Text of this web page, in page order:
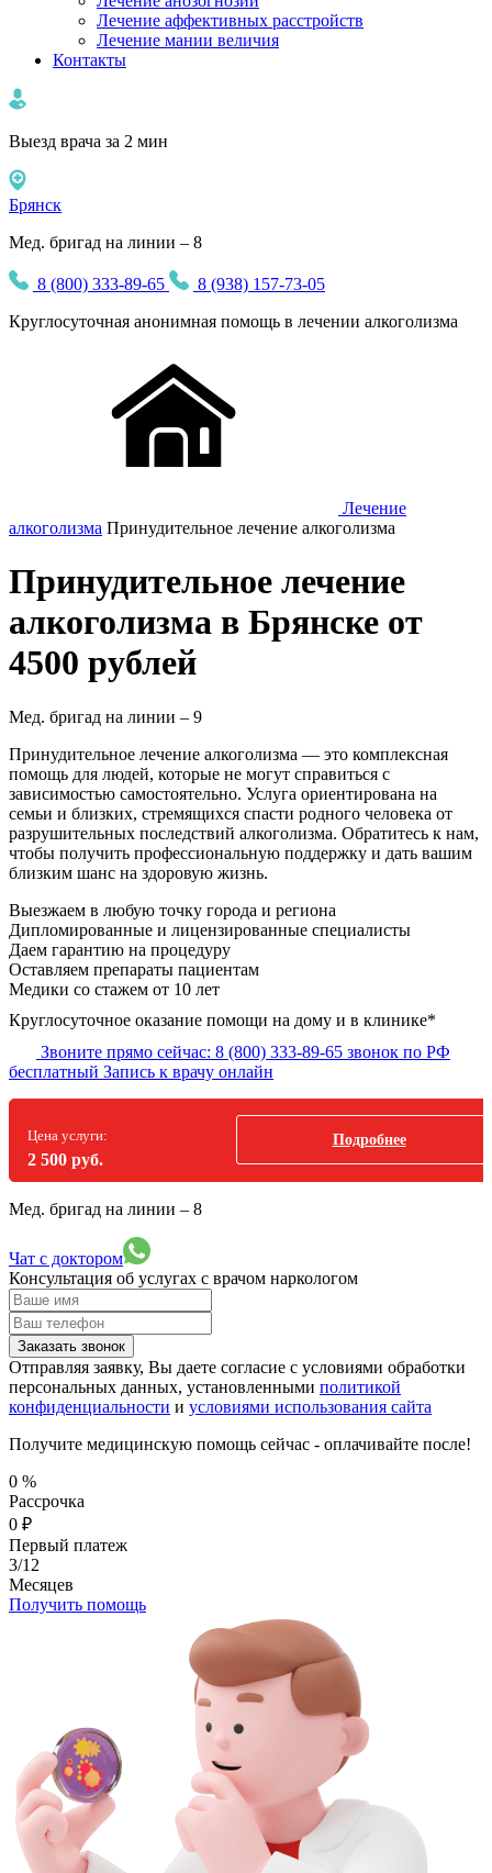
Лечение аффективных расстройств
Лечение мании величия
Контакты
Выезд врача за 2 мин
Брянск
Мед. бригад на линии – 8
8 (800) 333-89-65
8 (938) 157-73-05
Круглосуточная анонимная помощь в лечении алкоголизма
Лечение
алкоголизма Принудительное лечение алкоголизма
Принудительное лечение
алкоголизма в Брянске от
4500 рублей
Мед. бригад на линии – 9
Принудительное лечение алкоголизма — это комплексная
помощь для людей, которые не могут справиться с
зависимостью самостоятельно. Услуга ориентирована на
семьи и близких, стремящихся спасти родного человека от
разрушительных последствий алкоголизма. Обратитесь к нам,
чтобы получить профессиональную поддержку и дать вашим
близким шанс на здоровую жизнь.
Выезжаем в любую точку города и региона
Дипломированные и лицензированные специалисты
Даем гарантию на процедуру
Оставляем препараты пациентам
Медики со стажем от 10 лет
Круглосуточное оказание помощи на дому и в клинике*
Звоните прямо сейчас: 8 (800) 333-89-65 звонок по РФ
бесплатный Запись к врачу онлайн
Цена услуги:
2 500 руб.
Подробнее
Мед. бригад на линии – 8
Чат с доктором
Консультация об услугах с врачом наркологом
Заказать звонок
Отправляя заявку, Вы даете согласие с условиями обработки
персональных данных, установленными политикой
конфиденциальности и условиями использования сайта
Получите медицинскую помощь сейчас - оплачивайте после!
0 %
Рассрочка
0 ₽
Первый платеж
3/12
Месяцев
Получить помощь